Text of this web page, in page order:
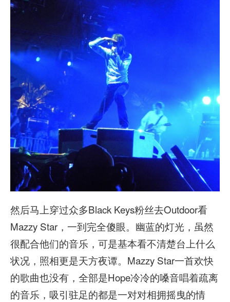
然后马上穿过众多Black Keys粉丝去Outdoor看
Mazzy Star，一到完全傻眼。幽蓝的灯光，虽然
很配合他们的音乐，可是基本看不清楚台上什么
状况，照相更是天方夜谭。Mazzy Star一首欢快
的歌曲也没有，全部是Hope冷冷的嗓音唱着疏离
的音乐，吸引驻足的都是一对对相拥摇曳的情